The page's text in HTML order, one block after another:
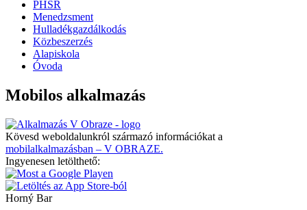
PHSR
Menedzsment
Hulladékgazdálkodás
Közbeszerzés
Alapiskola
Óvoda
Mobilos alkalmazás
Kövesd weboldalunkról származó információkat a
mobilalkalmazásban – V OBRAZE.
Ingyenesen letölthető:
Horný Bar